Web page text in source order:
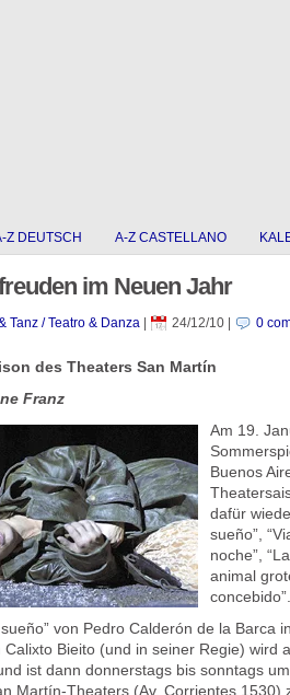
Z DEUTSCH A-Z CASTELLANO
im Neuen Jahr
Tanz / Teatro & Danza| 24/12/10| 0
des Theaters San Martín
Franz
Am 19.
Buenos
dafür
sueño”,
noche”,
animal
concebido”.
von Pedro Calderón de la Barca
Calixto Bieito (und in seiner Regie) wird
ist dann donnerstags bis sonntags
Martín-Theaters (Av. Corrientes 1530)